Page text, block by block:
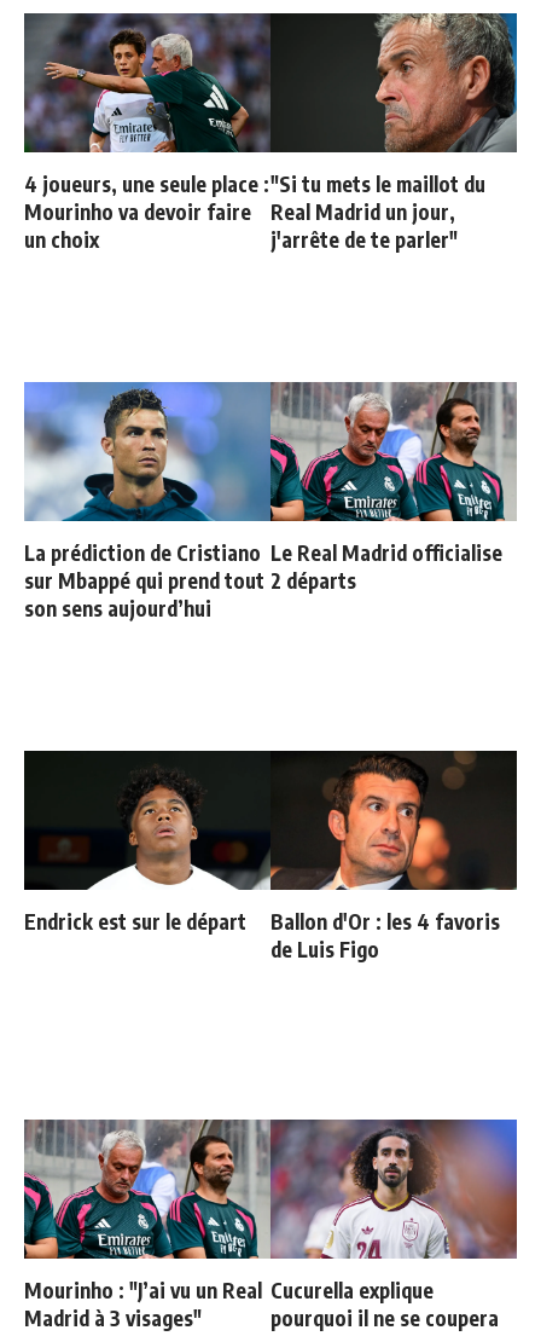
4 joueurs, une seule place :
Mourinho va devoir faire
un choix
"Si tu mets le maillot du
Real Madrid un jour,
j'arrête de te parler"
La prédiction de Cristiano
sur Mbappé qui prend tout
son sens aujourd’hui
Le Real Madrid officialise
2 départs
Endrick est sur le départ
Ballon d'Or : les 4 favoris
de Luis Figo
Mourinho : "J’ai vu un Real
Madrid à 3 visages"
Cucurella explique
pourquoi il ne se coupera